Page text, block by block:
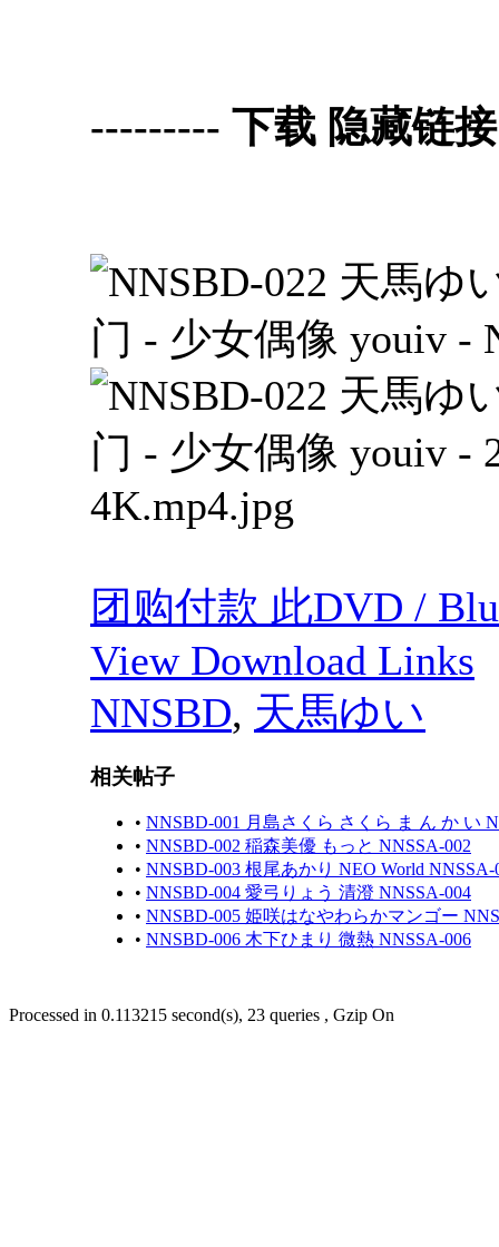
--------- 下载 隐藏链
团购付款 此DVD /
View Download Links
NNSBD, 天馬ゆい
相关帖子
• NNSBD-001 月島さくら さくら ま ん か い
• NNSBD-002 稲森美優 もっと NNSSA-002
• NNSBD-003 根尾あかり NEO World NNSSA-
• NNSBD-004 愛弓りょう 清澄 NNSSA-004
• NNSBD-005 姫咲はなやわらかマンゴー
• NNSBD-006 木下ひまり 微熱 NNSSA-006
Processed in 0.113215 second(s), 23 queries , Gzip On